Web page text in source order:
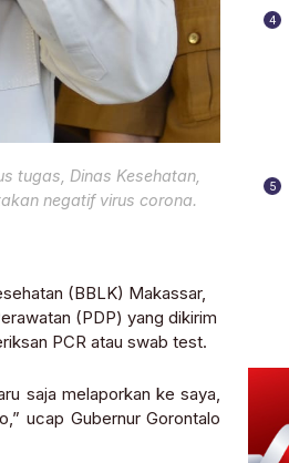
tugas, Dinas Kesehatan,
negatif virus corona.
(BBLK) Makassar,
(PDP) yang dikirim
PCR atau swab test.
saja melaporkan ke saya,
ucap Gubernur Gorontalo
4
5